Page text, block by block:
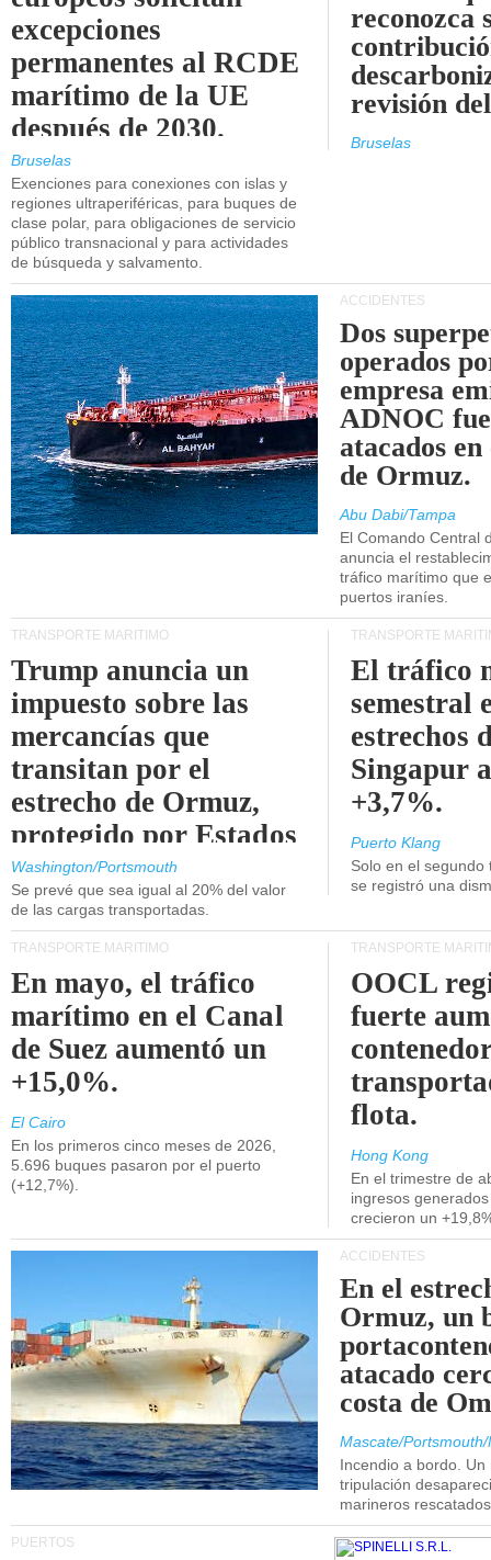
excepciones
permanentes al RCDE
marítimo de la UE
después de 2030.
Bruselas
Exenciones para conexiones con islas y
regiones ultraperiféricas, para buques de
clase polar, para obligaciones de servicio
público transnacional y para actividades
de búsqueda y salvamento.
reconozca
revisión
Bruselas
ACCIDENTES
Dos
operados
empresa
ADNOC
atacados
de Ormuz.
Abu Dabi/Tampa
El Comando Central
anuncia el
tráfico marítimo que
puertos iraníes.
TRANSPORTE MARÍTIMO
Trump anuncia un
impuesto sobre las
mercancías que
transitan por el
estrecho de Ormuz,
protegido por Estados
Unidos.
Washington/Portsmouth
Se prevé que sea igual al 20% del valor
de las cargas transportadas.
TRANSPORTE
El tráfico
semestral
estrechos
Singapur
+3,7%.
Puerto Klang
Solo en el
se registró una
TRANSPORTE MARÍTIMO
En mayo, el tráfico
marítimo en el Canal
de Suez aumentó un
+15,0%.
El Cairo
En los primeros cinco meses de 2026,
5.696 buques pasaron por el puerto
(+12,7%).
TRANSPORTE
OOCL
fuerte
flota.
Hong Kong
En el trimestre de
ingresos
crecieron un
ACCIDENTES
En el
Ormuz, un
atacado
costa de
Mascate/
Incendio a bordo.
tripulación
marineros
PUERTOS